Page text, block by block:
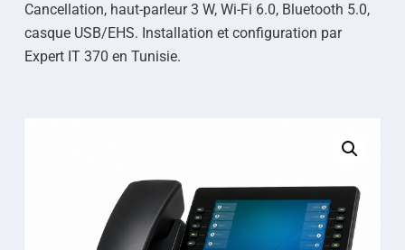
Cancellation, haut-parleur 3 W, Wi-Fi 6.0, Bluetooth 5.0,
casque USB/EHS. Installation et configuration par
Expert IT 370 en Tunisie.